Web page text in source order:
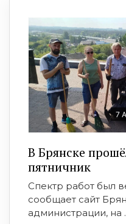
7
В Брянске
пятничник
Спектр работ был
сообщает сайт
администрации, на